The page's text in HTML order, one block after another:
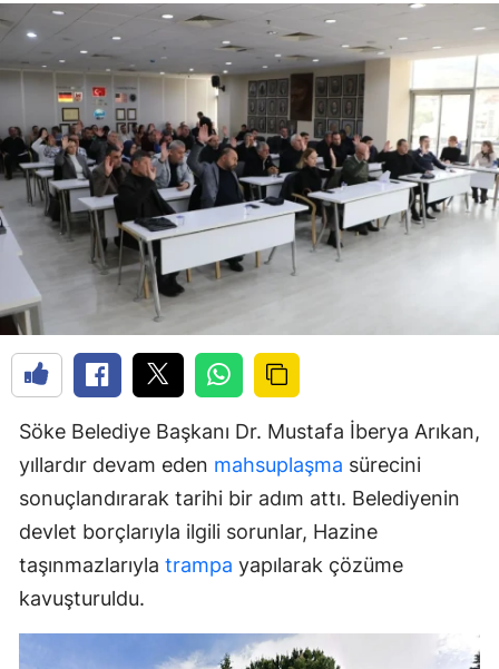
Söke Belediye Başkanı Dr. Mustafa İberya Arıkan,
yıllardır devam eden mahsuplaşma sürecini
sonuçlandırarak tarihi bir adım attı. Belediyenin
devlet borçlarıyla ilgili sorunlar, Hazine
taşınmazlarıyla trampa yapılarak çözüme
kavuşturuldu.